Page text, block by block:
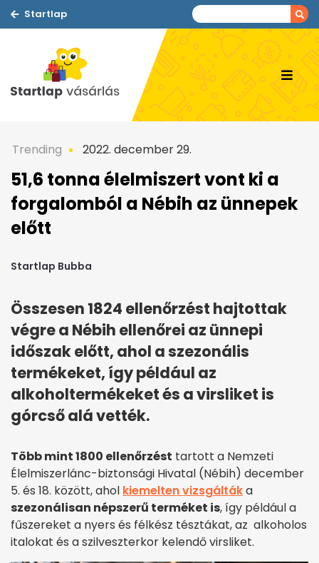
Startlap
Trending 2022. december 29.
51,6 tonna élelmiszert vont ki a
forgalomból a Nébih az ünnepek
előtt
Startlap Bubba
Összesen 1824 ellenőrzést hajtottak
végre a Nébih ellenőrei az ünnepi
időszak előtt, ahol a szezonális
termékeket, így például az
alkoholtermékeket és a virsliket is
górcső alá vették.
Több mint 1800 ellenőrzést tartott a Nemzeti
Élelmiszerlánc-biztonsági Hivatal (Nébih) december
5. és 18. között, ahol kiemelten vizsgáltáka
szezonálisan népszerű terméket is, így például a
fűszereket a nyers és félkész tésztákat, az alkoholos
italokat és a szilveszterkor kelendő virsliket.